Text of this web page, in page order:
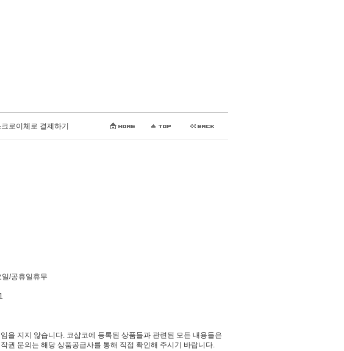
/공휴일휴무
을 지지 않습니다. 코샵코에 등록된 상품들과 관련된 모든 내용들은
권 문의는 해당 상품공급사를 통해 직접 확인해 주시기 바랍니다.​